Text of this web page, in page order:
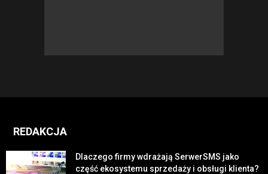
REDAKCJA
Dlaczego firmy wdrażają SerwerSMS jako
część ekosystemu sprzedaży i obsługi klienta?